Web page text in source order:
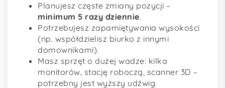
Planujesz częste zmiany pozycji –
minimum 5 razy dziennie.
Potrzebujesz zapamiętywania wysokości
(np. współdzielisz biurko z innymi
domownikami).
Masz sprzęt o dużej wadze: kilka
monitorów, stację roboczą, scanner 3D –
potrzebny jest wyższy udźwig.